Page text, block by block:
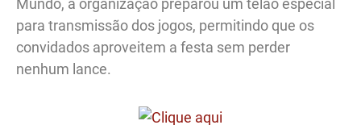
Mundo, a organização preparou um telão especial
para transmissão dos jogos, permitindo que os
convidados aproveitem a festa sem perder
nenhum lance.